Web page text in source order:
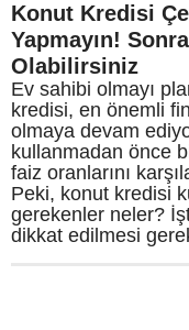
Konut Kredisi
Yapmayın!
Olabilirsiniz
Ev sahibi olmayı
kredisi, en önemli
olmaya devam
kullanmadan önce
faiz oranlarını
Peki, konut kredisi
gerekenler neler?
dikkat edilmesi